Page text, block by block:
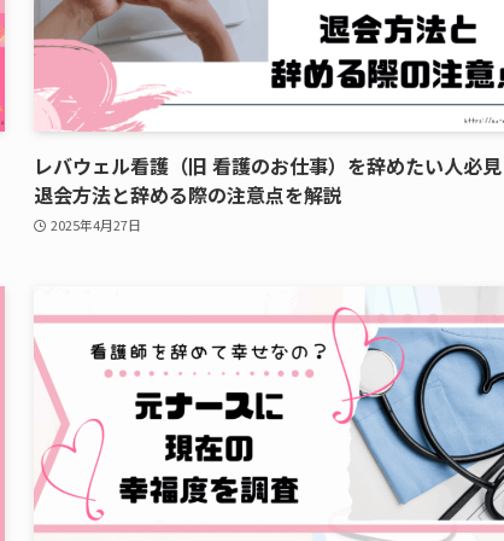
レバウェル看護（旧 看護のお仕事）を辞めたい人必
退会方法と辞める際の注意点を解説
2025年4月27日